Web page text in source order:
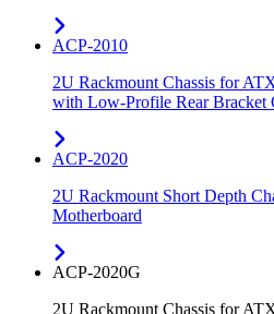
ACP-2010
2U Rackmount Chassis for
with Low-Profile Rear Bracket
ACP-2020
2U Rackmount Short Depth
Motherboard
ACP-2020G
2U Rackmount Chassis for